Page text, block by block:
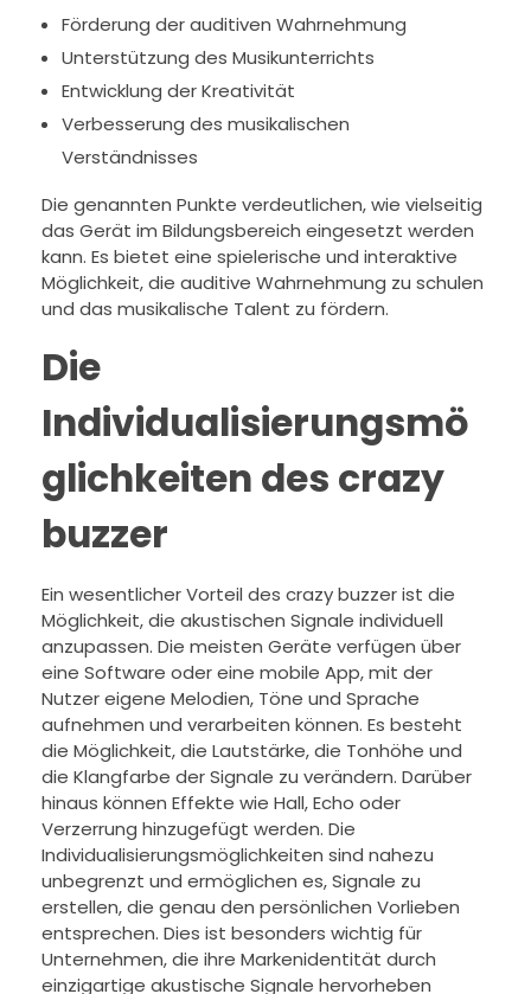
Förderung der auditiven Wahrnehmung
Unterstützung des Musikunterrichts
Entwicklung der Kreativität
Verbesserung des musikalischen
Verständnisses
Die genannten Punkte verdeutlichen, wie vielseitig
das Gerät im Bildungsbereich eingesetzt werden
kann. Es bietet eine spielerische und interaktive
Möglichkeit, die auditive Wahrnehmung zu schulen
und das musikalische Talent zu fördern.
Die
Individualisierungsmö
glichkeiten des crazy
buzzer
Ein wesentlicher Vorteil des crazy buzzer ist die
Möglichkeit, die akustischen Signale individuell
anzupassen. Die meisten Geräte verfügen über
eine Software oder eine mobile App, mit der
Nutzer eigene Melodien, Töne und Sprache
aufnehmen und verarbeiten können. Es besteht
die Möglichkeit, die Lautstärke, die Tonhöhe und
die Klangfarbe der Signale zu verändern. Darüber
hinaus können Effekte wie Hall, Echo oder
Verzerrung hinzugefügt werden. Die
Individualisierungsmöglichkeiten sind nahezu
unbegrenzt und ermöglichen es, Signale zu
erstellen, die genau den persönlichen Vorlieben
entsprechen. Dies ist besonders wichtig für
Unternehmen, die ihre Markenidentität durch
einzigartige akustische Signale hervorheben